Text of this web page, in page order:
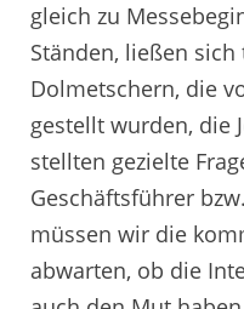
gleich zu
Ständen, ließen
Dolmetschern, die
gestellt wurden, die
stellten gezielte
Geschäftsführer
müssen wir die
abwarten, ob die